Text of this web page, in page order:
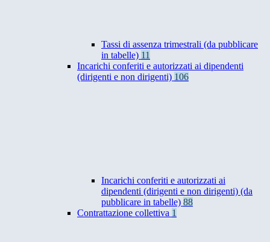
Tassi di assenza trimestrali (da pubblicare
in tabelle) 11
Incarichi conferiti e autorizzati ai dipendenti
(dirigenti e non dirigenti) 106
Incarichi conferiti e autorizzati ai
dipendenti (dirigenti e non dirigenti) (da
pubblicare in tabelle) 88
Contrattazione collettiva 1